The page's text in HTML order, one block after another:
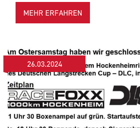
MEHR ERFAHREN
26.03.2024